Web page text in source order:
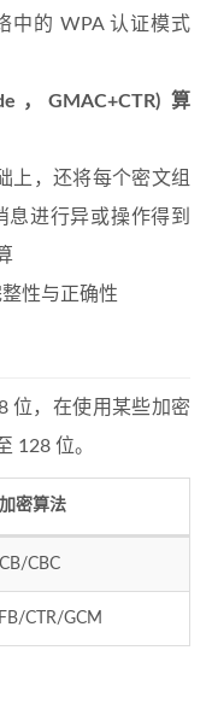
中的 WPA 认证模式
，GMAC+CTR) 算
上，还将每个密文组
息进行异或操作得到
性与正确性
，在使用某些加密
128 位。
密算法
CBC
CTR/GCM